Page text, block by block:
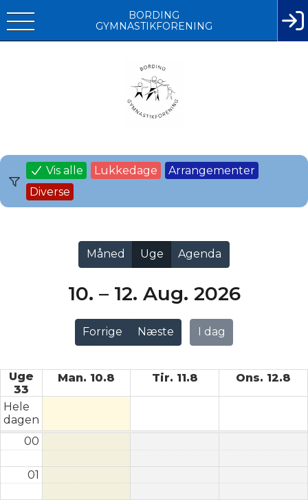
BORDING
GYMNASTIKFORENING
Vis alle Lukkedage
Arrangementer
Diverse
Forrige Næste I dag
10. – 12. Aug. 2026
Måned Uge Agenda
Uge
33
Man. 10.8 Tir. 11.8 Ons. 12.8
Hele
dagen
00
01